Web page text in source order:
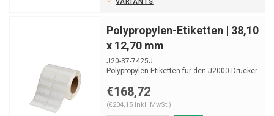
Polypropylen-Etiketten | 38,10
x 12,70 mm
J20-37-7425J
Polypropylen-Etiketten für den J2000-Drucker.
€168,72
(€204,15 Inkl. MwSt.)